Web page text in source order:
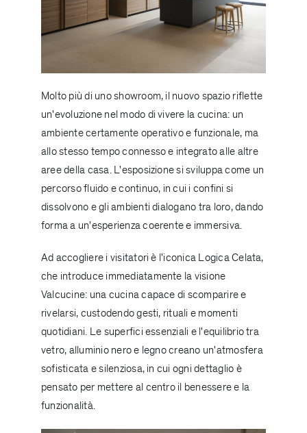
Molto più di uno showroom, il nuovo spazio riflette
un'evoluzione nel modo di vivere la cucina: un
ambiente certamente operativo e funzionale, ma
allo stesso tempo connesso e integrato alle altre
aree della casa. L'esposizione si sviluppa come un
percorso fluido e continuo, in cui i confini si
dissolvono e gli ambienti dialogano tra loro, dando
forma a un'esperienza coerente e immersiva.
Ad accogliere i visitatori è l'iconica Logica Celata,
che introduce immediatamente la visione
Valcucine: una cucina capace di scomparire e
rivelarsi, custodendo gesti, rituali e momenti
quotidiani. Le superfici essenziali e l'equilibrio tra
vetro, alluminio nero e legno creano un'atmosfera
sofisticata e silenziosa, in cui ogni dettaglio è
pensato per mettere al centro il benessere e la
funzionalità.